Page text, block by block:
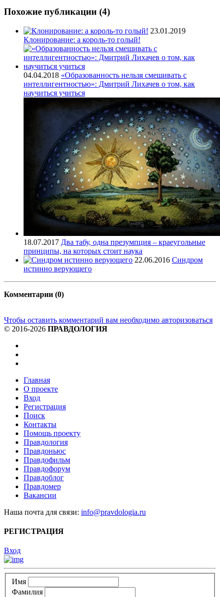
Похожие публикации (4)
23.01.2019
Клонирование: а король-то голый!
04.04.2018 «Образованность нельзя смешивать с
интеллигентностью»: Дмитрий Лихачев о том, как
научиться учиться
18.07.2017 Два табу, одна презумпция – краеугольные
принципы, на которых стоит наука
22.06.2016 Синдром
истинно верующего
Комментарии (0)
Чтобы оставить комментарий вам необходимо авторизоваться
© 2016-2026 ПРАВДОЛОГИЯ
Главная
О проекте
Вход
Регистрация
Поиск
Контакты
Помощь проекту
Правдология
Правдоньюс
Правдофильм
Правдофорум
Правдоблог
Правдомер
Вакансии
Наша почта для связи: info@pravdologia.ru
РЕГИСТРАЦИЯ
Вход
Имя
Фамилия